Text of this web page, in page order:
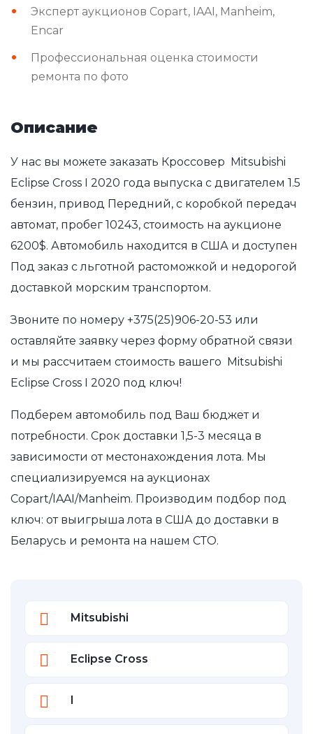
Эксперт аукционов Copart, IAAI, Manheim,
Encar
Профессиональная оценка стоимости
ремонта по фото
Описание
У нас вы можете заказать Кроссовер Mitsubishi
Eclipse Cross I 2020 года выпуска с двигателем 1.5
бензин, привод Передний, с коробкой передач
автомат, пробег 10243, стоимость на аукционе
6200$. Автомобиль находится в США и доступен
Под заказ с льготной растоможкой и недорогой
доставкой морским транспортом.
Звоните по номеру +375(25)906-20-53 или
оставляйте заявку через форму обратной связи
и мы рассчитаем стоимость вашего Mitsubishi
Eclipse Cross I 2020 под ключ!
Подберем автомобиль под Ваш бюджет и
потребности. Срок доставки 1,5-3 месяца в
зависимости от местонахождения лота. Мы
специализируемся на аукционах
Copart/IAAI/Manheim. Производим подбор под
ключ: от выигрыша лота в США до доставки в
Беларусь и ремонта на нашем СТО.
Mitsubishi
Eclipse Cross
I